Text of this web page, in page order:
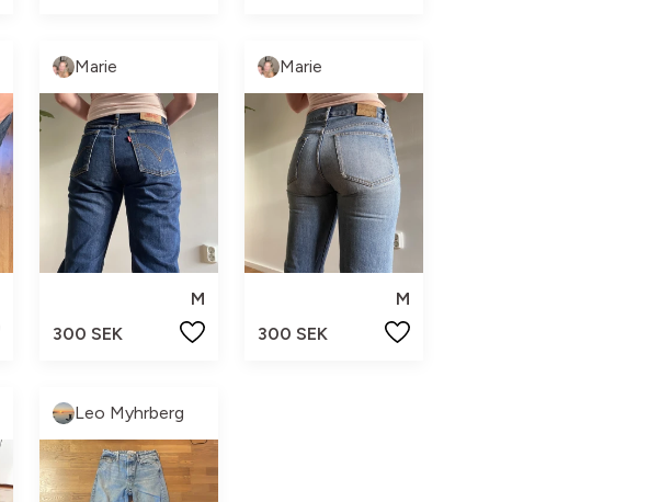
Marie
M
300 SEK
Marie
M
300 SEK
Leo Myhrberg